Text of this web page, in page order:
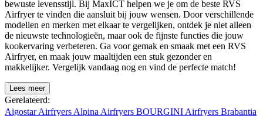
bewuste levensstijl. Bij MaxICT helpen we je om de beste RVS
Airfryer te vinden die aansluit bij jouw wensen. Door verschillende
modellen en merken met elkaar te vergelijken, ontdek je niet alleen
de nieuwste technologieën, maar ook de fijnste functies die jouw
kookervaring verbeteren. Ga voor gemak en smaak met een RVS
Airfryer, en maak jouw maaltijden een stuk gezonder en
makkelijker. Vergelijk vandaag nog en vind de perfecte match!
Lees meer
Gerelateerd:
Aigostar Airfryers Alpina Airfryers BOURGINI Airfryers Brabantia